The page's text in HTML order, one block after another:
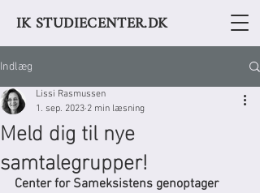
IK STUDIECENTER.DK
Indlæg
Meld dig til nye
samtalegrupper!
Lissi Rasmussen
1. sep. 2023 2 min læsning
Center for Sameksistens genoptager